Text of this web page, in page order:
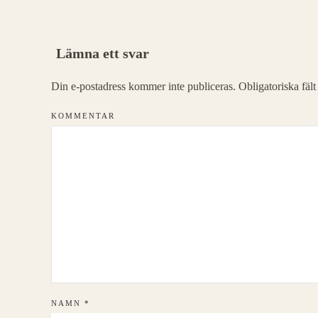
Lämna ett svar
Din e-postadress kommer inte publiceras. Obligatoriska fält
KOMMENTAR
NAMN *